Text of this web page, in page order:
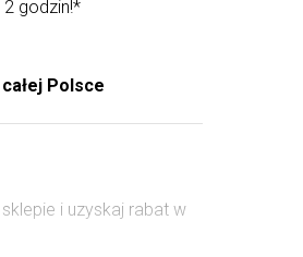
2 godzin!*
Polsce
i uzyskaj rabat w